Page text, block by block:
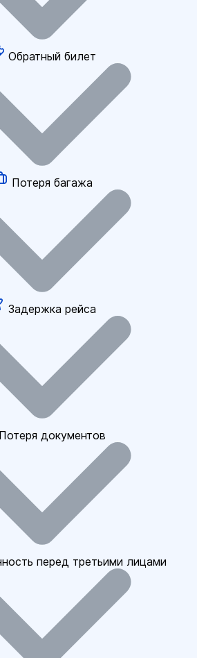
Обратный билет
Потеря багажа
Задержка рейса
Потеря документов
перед третьими лицами